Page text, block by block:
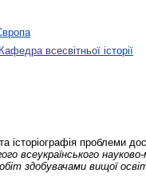
Кафедра всесвітньої історії
історіографія проблеми
всеукраїнського
здобувачами вищої